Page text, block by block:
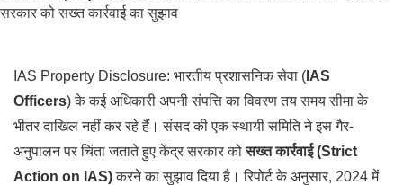
IAS Property Disclosure: भारतीय प्रशासनिक सेवा ( IAS
Officers) के कई अधिकारी अपनी संपत्ति का विवरण तय समय सीमा के
भीतर दाखिल नहीं कर रहे हैं। संसद की एक स्थायी समिति ने इस गैर-
अनुपालन पर चिंता जताते हुए केंद्र सरकार कोसख्त कार्रवाई (Strict
Action on IAS)करने का सुझाव दिया है। रिपोर्ट के अनुसार, 2024 में